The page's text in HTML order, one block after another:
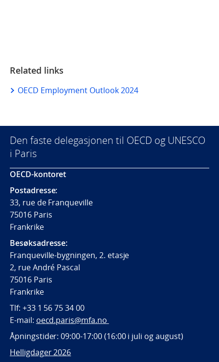
Related links
OECD Employment Outlook 2024
Den faste delegasjonen til OECD og UNESCO
i Paris
OECD-kontoret
Postadresse:
33, rue de Franqueville
75016 Paris
Frankrike
Besøksadresse:
Franqueville-bygningen, 2. etasje
2, rue André Pascal
75016 Paris
Frankrike
Tlf: +33 1 56 75 34 00
E-mail: oecd.paris@mfa.no
Åpningstider: 09:00-17:00 (16:00 i juli og august)
Helligdager 2026